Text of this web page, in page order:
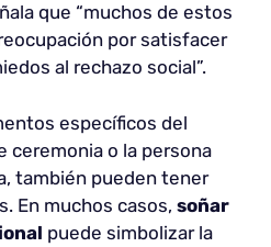
que “muchos de estos
por satisfacer
al rechazo social”.
específicos del
ceremonia o la persona
también pueden tener
En muchos casos, soñar
puede simbolizar la